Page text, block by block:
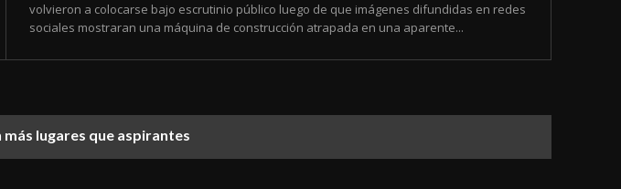
volvieron a colocarse bajo escrutinio público luego de que imágenes difundidas en redes
sociales mostraran una máquina de construcción atrapada en una aparente...
más lugares que aspirantes